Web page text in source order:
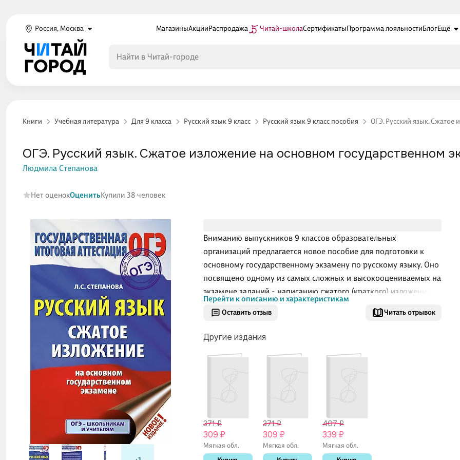
Россия, Москва МагазиныАкцииРаспродажа Читай-школаСертификатыПрограмма лояльностиБлогЕщё
Книги Учебная литература Для 9 класса Русский язык 9 класс Русский язык 9 класс пособия ОГЭ. Русский язык. Сжатое
Оставить отзыв Читать отрывок
Вниманию выпускников 9 классов образовательных
организаций предлагается новое пособие для подготовки к
основному государственному экзамену по русскому языку. Оно
посвящено одному из самых сложных и высокооцениваемых на
экзамене заданий - написанию сжатого (краткого) изложения. В
книге дан необходимый теоретический и справочный материал,
рассматриваются основные языковые способы и приёмы
"сжатия" прослушанного текста и написания краткого
изложения. Подробные рекомендации по работе над заданием
1, примеры текстов и кратких изложений, упражнения по
Перейти к описанию и характеристикам
Другие издания
371 ₽
309 ₽
Мягкая обл.
371 ₽
309 ₽
Мягкая обл.
407 ₽
339 ₽
Мягкая обл.
ОГЭ. Русский язык. Сжатое изложение на основном государственном
Людмила Степанова
Нет оценокОценитьКупили 38 человек